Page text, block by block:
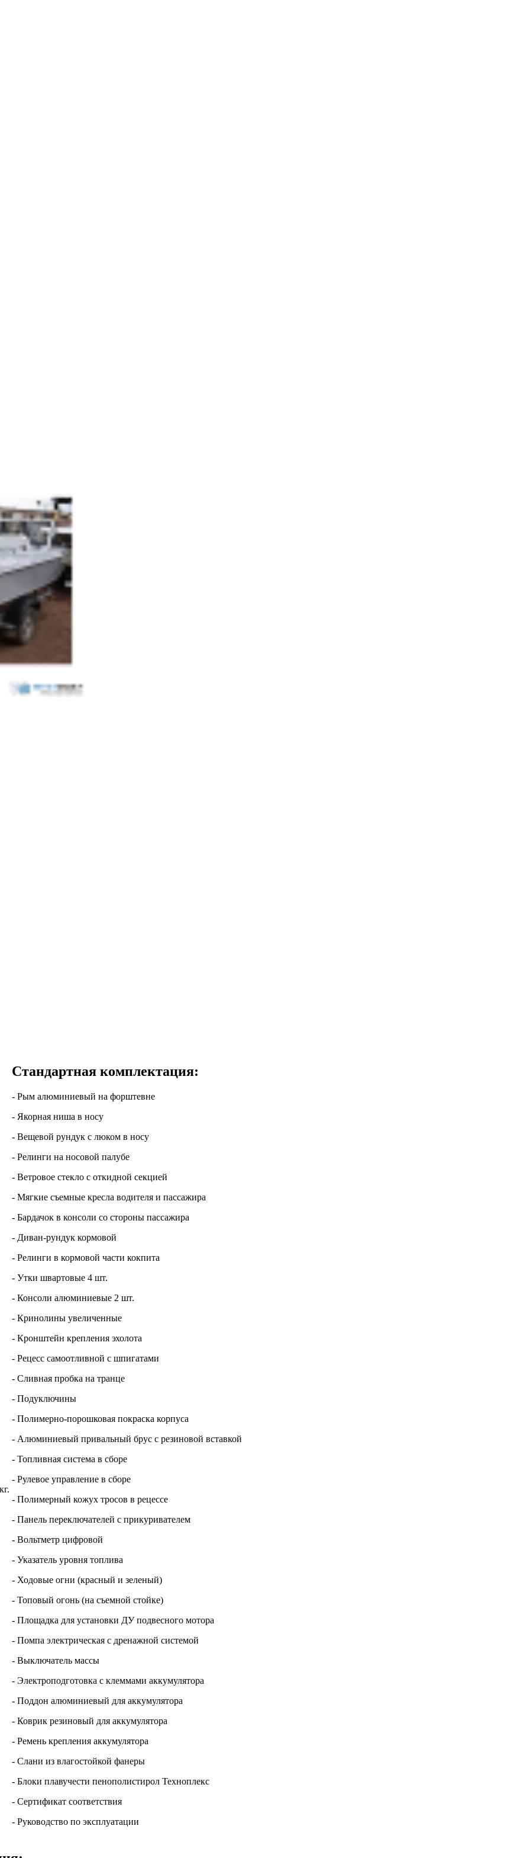
Стандартная комплектация:
- Рым алюминиевый на форштевне
- Якорная ниша в носу
- Вещевой рундук с люком в носу
- Релинги на носовой палубе
- Ветровое стекло с откидной секцией
- Мягкие съемные кресла водителя и пассажира
- Бардачок в консоли со стороны пассажира
- Диван-рундук кормовой
- Релинги в кормовой части кокпита
- Утки швартовые 4 шт.
- Консоли алюминиевые 2 шт.
- Кринолины увеличенные
- Кронштейн крепления эхолота
- Рецесс самоотливной с шпигатами
- Сливная пробка на транце
- Подуключины
- Полимерно-порошковая покраска корпуса
- Алюминиевый привальный брус с резиновой вставкой
- Топливная система в сборе
- Рулевое управление в сборе
- Полимерный кожух тросов в рецессе
- Панель переключателей с прикуривателем
- Вольтметр цифровой
- Указатель уровня топлива
- Ходовые огни (красный и зеленый)
- Топовый огонь (на съемной стойке)
- Площадка для установки ДУ подвесного мотора
- Помпа электрическая с дренажной системой
- Выключатель массы
- Электроподготовка с клеммами аккумулятора
- Поддон алюминиевый для аккумулятора
- Коврик резиновый для аккумулятора
- Ремень крепления аккумулятора
- Слани из влагостойкой фанеры
- Блоки плавучести пенополистирол Техноплекс
- Сертификат соответствия
- Руководство по эксплуатации